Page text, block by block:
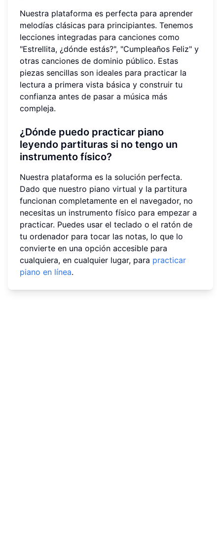
Nuestra plataforma es perfecta para aprender
melodías clásicas para principiantes. Tenemos
lecciones integradas para canciones como
"Estrellita, ¿dónde estás?", "Cumpleaños Feliz" y
otras canciones de dominio público. Estas
piezas sencillas son ideales para practicar la
lectura a primera vista básica y construir tu
confianza antes de pasar a música más
compleja.
¿Dónde puedo practicar piano
leyendo partituras si no tengo un
instrumento físico?
Nuestra plataforma es la solución perfecta.
Dado que nuestro piano virtual y la partitura
funcionan completamente en el navegador, no
necesitas un instrumento físico para empezar a
practicar. Puedes usar el teclado o el ratón de
tu ordenador para tocar las notas, lo que lo
convierte en una opción accesible para
cualquiera, en cualquier lugar, para practicar
piano en línea.